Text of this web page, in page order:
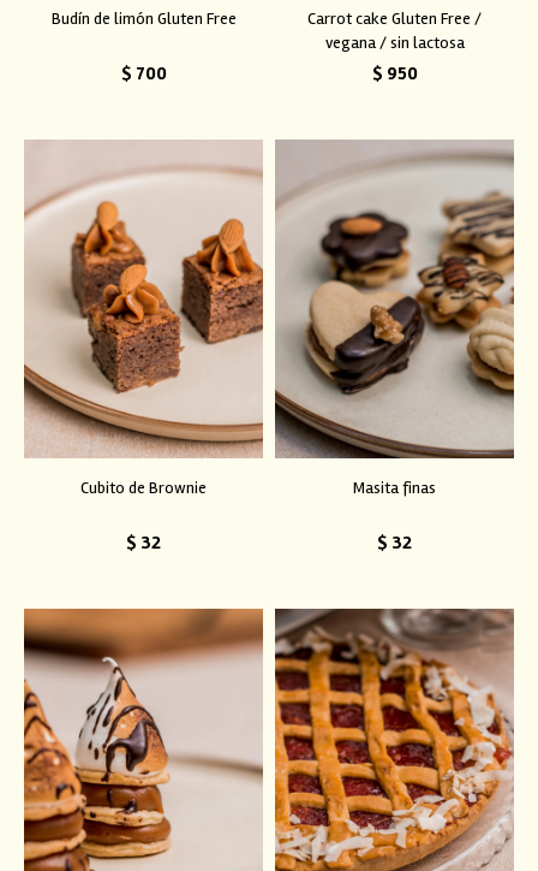
Budín de limón Gluten Free
$ 700
Carrot cake Gluten Free /
vegana / sin lactosa
$ 950
Cubito de Brownie
$ 32
Masita finas
$ 32